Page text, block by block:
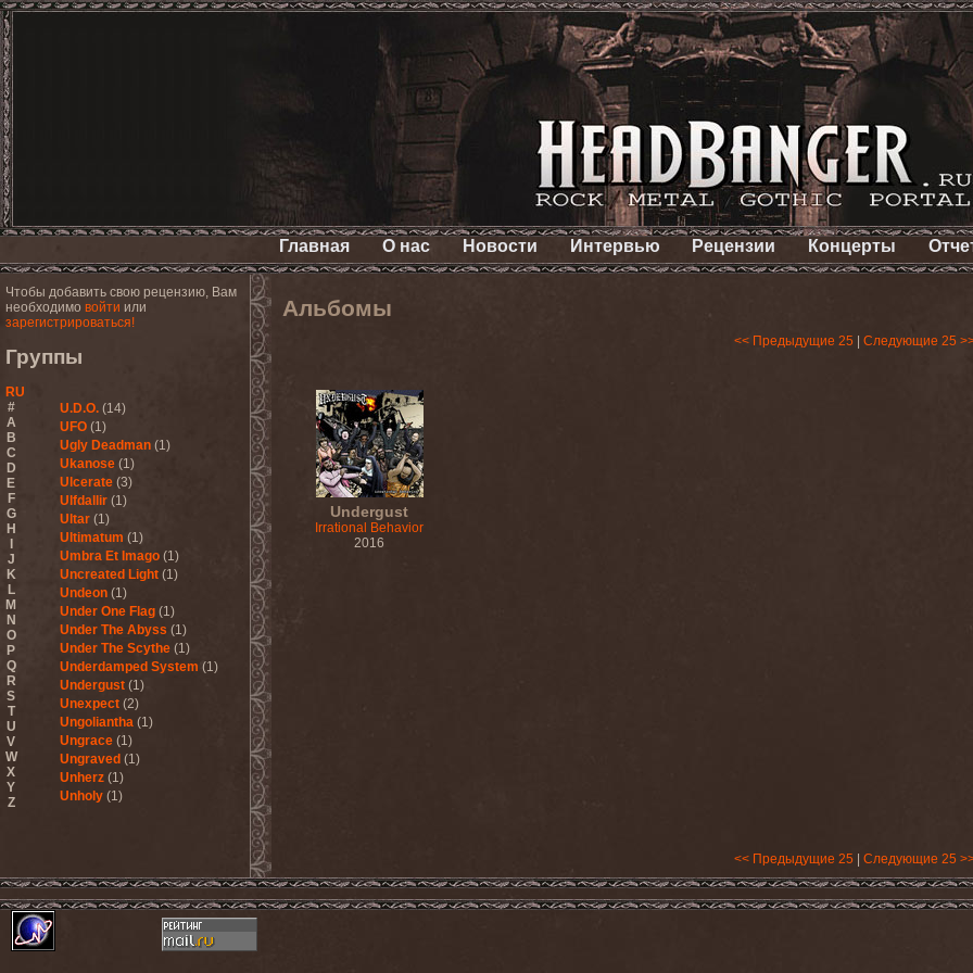
Главная О нас Новости Интервью Рецензии Концерты
Чтобы добавить свою рецензию, Вам
необходимо войти или
зарегистрироваться!
Группы
RU
#
A
B
C
D
E
F
G
H
J
K
L
M
N
O
P
Q
R
S
T
U
V
W
X
Y
Z
U.D.O. (14)
UFO (1)
Ugly Deadman (1)
Ukanose (1)
Ulcerate (3)
Ulfdallir (1)
Ultar (1)
Ultimatum (1)
Umbra Et Imago (1)
Uncreated Light (1)
Undeon (1)
Under One Flag (1)
Under The Abyss (1)
Under The Scythe (1)
Underdamped System (1)
Undergust (1)
Unexpect (2)
Ungoliantha (1)
Ungrace (1)
Ungraved (1)
Unherz (1)
Unholy (1)
Unitopia (2)
Unleash The Archers (5)
(1)
Альбомы
<< Предыдущие 25 Следующие 25
Undergust
Irrational Behavior
2016
<< Предыдущие 25 Следующие 25